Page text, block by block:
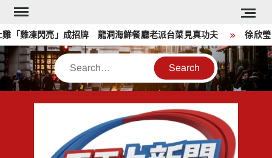
Skip
content
雞凍閃亮」成招牌 龍洞海鮮餐廳老派台菜見真功夫 徐欣瑩《
Search